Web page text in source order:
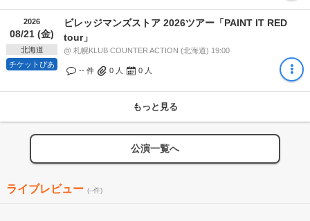
2026
08/21 (金)
北海道
チケットぴあ
ビレッジマンズストア 2026ツアー「PAINT IT RED
tour」
@ 札幌KLUB COUNTER ACTION (北海道) 19:00
-- 件 0 人 0 人
もっと見る
公演一覧へ
ライブレビュー (--件)